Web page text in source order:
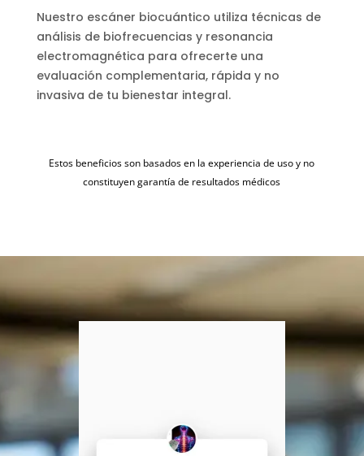
Nuestro escáner biocuántico utiliza técnicas de
análisis de biofrecuencias y resonancia
electromagnética para ofrecerte una
evaluación complementaria, rápida y no
invasiva de tu bienestar integral.
Estos beneficios son basados en la experiencia de uso y no
constituyen garantía de resultados médicos